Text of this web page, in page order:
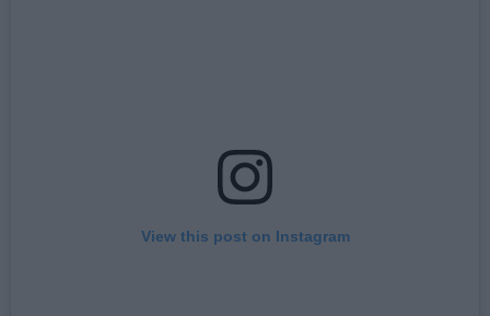
View this post on Instagram